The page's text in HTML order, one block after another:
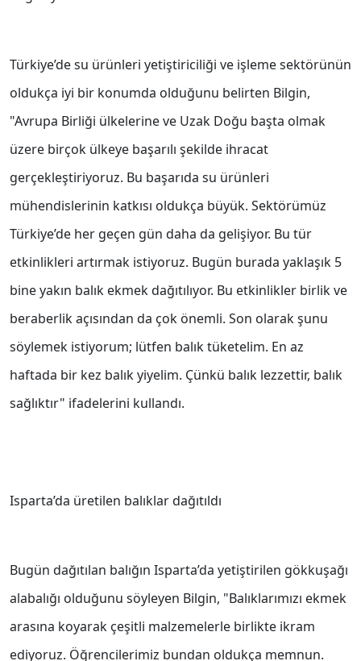
Türkiye’de su ürünleri yetiştiriciliği ve işleme sektörünün
oldukça iyi bir konumda olduğunu belirten Bilgin,
"Avrupa Birliği ülkelerine ve Uzak Doğu başta olmak
üzere birçok ülkeye başarılı şekilde ihracat
gerçekleştiriyoruz. Bu başarıda su ürünleri
mühendislerinin katkısı oldukça büyük. Sektörümüz
Türkiye’de her geçen gün daha da gelişiyor. Bu tür
etkinlikleri artırmak istiyoruz. Bugün burada yaklaşık 5
bine yakın balık ekmek dağıtılıyor. Bu etkinlikler birlik ve
beraberlik açısından da çok önemli. Son olarak şunu
söylemek istiyorum; lütfen balık tüketelim. En az
haftada bir kez balık yiyelim. Çünkü balık lezzettir, balık
sağlıktır" ifadelerini kullandı.
Isparta’da üretilen balıklar dağıtıldı
Bugün dağıtılan balığın Isparta’da yetiştirilen gökkuşağı
alabalığı olduğunu söyleyen Bilgin, "Balıklarımızı ekmek
arasına koyarak çeşitli malzemelerle birlikte ikram
ediyoruz. Öğrencilerimiz bundan oldukça memnun.